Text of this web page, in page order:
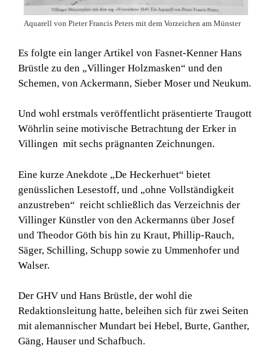
Aquarell von Pieter Francis Peters mit dem Vorzeichen am Münster
Es folgte ein langer Artikel von Fasnet-Kenner Hans
Brüstle zu den „Villinger Holzmasken“ und den
Schemen, von Ackermann, Sieber Moser und Neukum.
Und wohl erstmals veröffentlicht präsentierte Traugott
Wöhrlin seine motivische Betrachtung der Erker in
Villingen mit sechs prägnanten Zeichnungen.
Eine kurze Anekdote „De Heckerhuet“ bietet
genüsslichen Lesestoff, und „ohne Vollständigkeit
anzustreben“ reicht schließlich das Verzeichnis der
Villinger Künstler von den Ackermanns über Josef
und Theodor Göth bis hin zu Kraut, Phillip-Rauch,
Säger, Schilling, Schupp sowie zu Ummenhofer und
Walser.
Der GHV und Hans Brüstle, der wohl die
Redaktionsleitung hatte, beleihen sich für zwei Seiten
mit alemannischer Mundart bei Hebel, Burte, Ganther,
Gäng, Hauser und Schafbuch.